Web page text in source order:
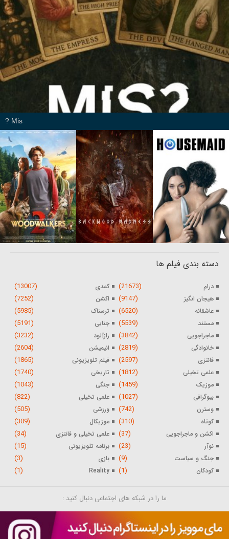
Mis ?
دسته بندی فیلم ها
درام (21673) کمدی (13007)
هیجان انگیز (9147) اکشن (7252)
عاشقانه (6520) ترسناک (5985)
مستند (5539) جنایی (5191)
ماجراجویی (3842) رازآلود (3232)
خانوادگی (2819) انیمیشن (2604)
فانتزی (2597) فیلم تلویزیونی (1865)
علمی تخیلی (1812) تاریخی (1740)
موزیک (1459) جنگی (1043)
بیوگرافی (1027) علمی تخیلی (822)
وسترن (742) ورزشی (505)
کوتاه (310) موزیکال (309)
اکشن و ماجراجویی (37) علمی تخیلی و فانتزی (34)
نوآر (23) برنامه تلویزیونی (15)
جنگ و سیاست (9) بازی (3)
کودکان (1)
Reality
(1)
ما را در شبکه های اجتماعی دنبال کنید :